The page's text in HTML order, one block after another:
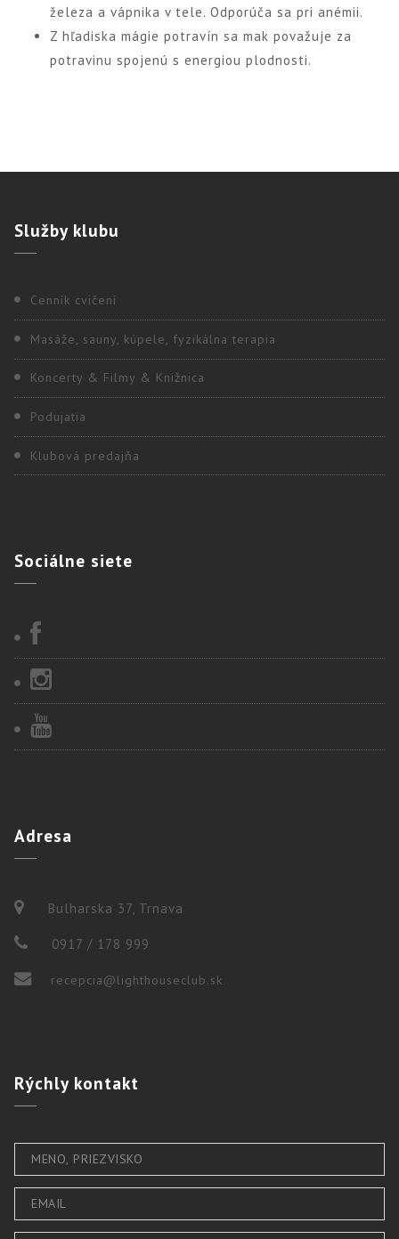
železa a vápnika v tele. Odporúča sa pri anémii.
Z hľadiska mágie potravín sa mak považuje za
potravinu spojenú s energiou plodnosti.
Službyklubu
Cenník cvičení
Masáže, sauny, kúpele, fyzikálna terapia
Koncerty & Filmy & Knižnica
Podujatia
Klubová predajňa
Sociálne siete
Adresa
Bulharska 37, Trnava
0917 / 178 999
recepcia@lighthouseclub.sk
Rýchlykontakt